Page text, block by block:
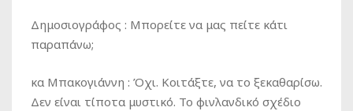
Δημοσιογράφος : Μπορείτε να μας πείτε κάτι
παραπάνω;
κα Μπακογιάννη : Όχι. Κοιτάξτε, να το ξεκαθαρίσω.
Δεν είναι τίποτα μυστικό. Το φινλανδικό σχέδιο